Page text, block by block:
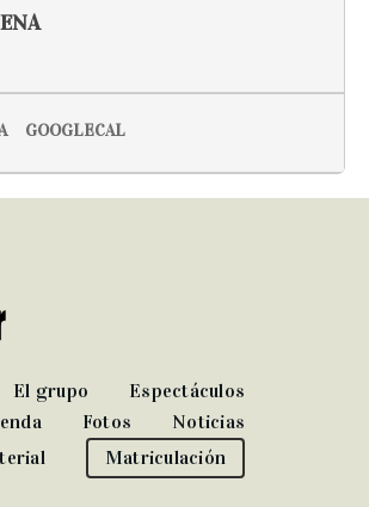
GOOGLECAL
El grupo
Espectáculos
Fotos
Noticias
Matriculación